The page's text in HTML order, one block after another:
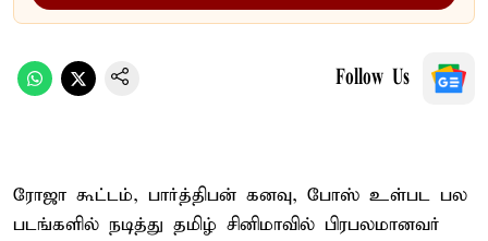
Follow Us
ரோஜா கூட்டம், பார்த்திபன் கனவு, போஸ் உள்பட பல
படங்களில் நடித்து தமிழ் சினிமாவில் பிரபலமானவர்